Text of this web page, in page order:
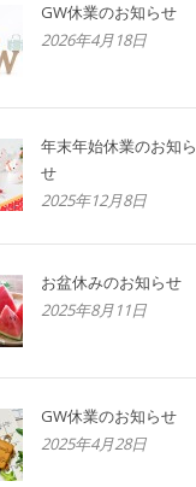
GW休業のお知らせ
2026年4月18日
年末年始休業のお知ら
せ
2025年12月8日
お盆休みのお知らせ
2025年8月11日
GW休業のお知らせ
2025年4月28日